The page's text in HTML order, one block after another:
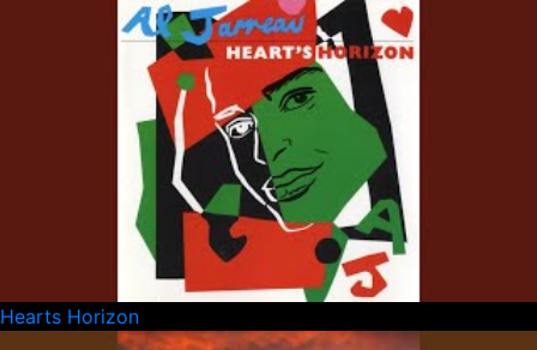
Hearts Horizon